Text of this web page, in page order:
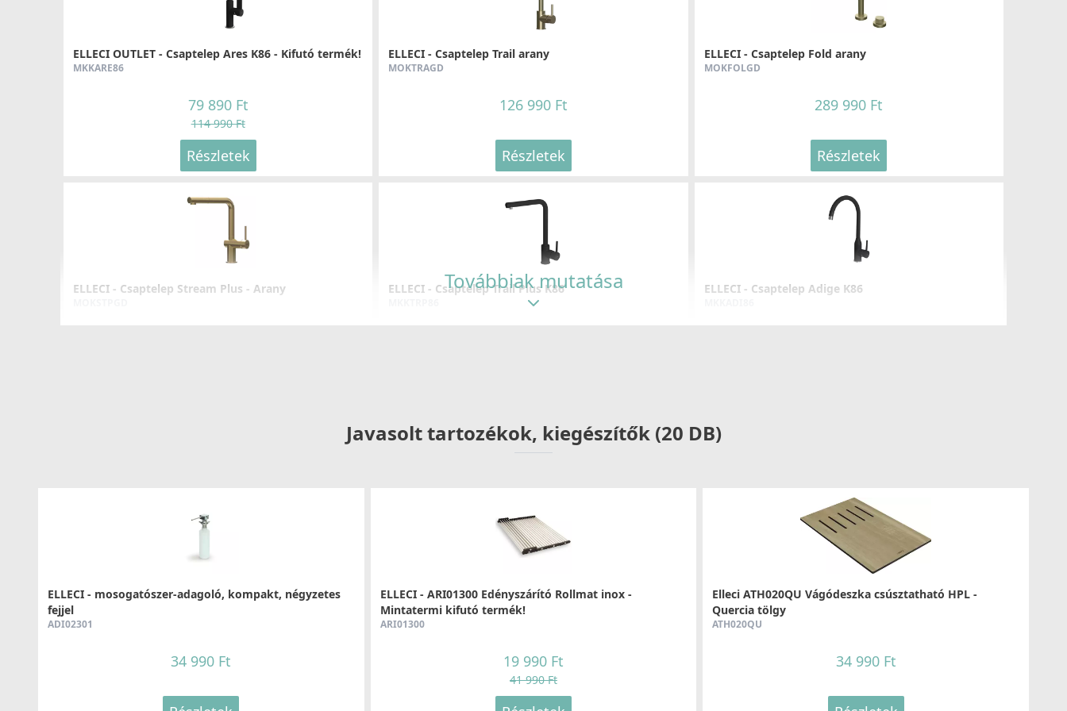
ELLECI OUTLET - Csaptelep Ares K86 - Kifutó termék!
MKKARE86
79 890 Ft
114 990 Ft
Részletek
ELLECI - Csaptelep Trail arany
MOKTRAGD
126 990 Ft
Részletek
ELLECI - Csaptelep Fold arany
MOKFOLGD
289 990 Ft
Részletek
ELLECI - Csaptelep Stream Plus - Arany ELLECI - Csaptelep Trail Plus K86 ELLECI - Csaptelep Adige K86
99 990 Ft
Részletek
89 990 Ft
Részletek
ELLECI - Csaptelep Bridge K86
109 990 Ft
Részletek
Továbbiak mutatása
Javasolt tartozékok, kiegészítők (20 DB)
ELLECI - mosogatószer-adagoló, kompakt, négyzetes
fejjel
ADI02301
34 990 Ft
ELLECI - ARI01300 Edényszárító Rollmat inox -
Mintatermi kifutó termék!
ARI01300
19 990 Ft
41 990 Ft
Elleci ATH020QU Vágódeszka csúsztatható HPL -
Quercia tölgy
ATH020QU
34 990 Ft